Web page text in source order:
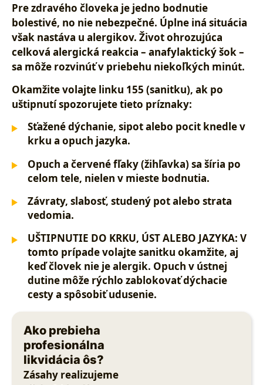
Pre zdravého človeka je jedno bodnutie
bolestivé, no nie nebezpečné. Úplne iná situácia
však nastáva u alergikov. Život ohrozujúca
celková alergická reakcia – anafylaktický šok–
sa môže rozvinúť v priebehu niekoľkých minút.
Okamžite volajte linku 155 (sanitku), ak po
uštipnutí spozorujete tieto príznaky:
Sťažené dýchanie, sipot alebo pocit knedle v
krku a opuch jazyka.
Opuch a červené fľaky (žihľavka) sa šíria po
celom tele, nielen v mieste bodnutia.
Závraty, slabosť, studený pot alebo strata
vedomia.
UŠTIPNUTIE DO KRKU, ÚST ALEBO JAZYKA: V
tomto prípade volajte sanitku okamžite, aj
keď človek nie je alergik. Opuch v ústnej
dutine môže rýchlo zablokovať dýchacie
cesty a spôsobiť udusenie.
Ako prebieha
profesionálna
likvidácia ôs?
Zásahy realizujeme